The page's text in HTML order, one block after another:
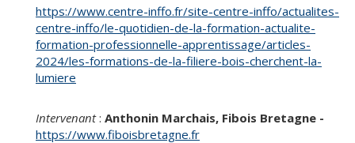
https://www.centre-inffo.fr/site-centre-inffo/actualites-
centre-inffo/le-quotidien-de-la-formation-actualite-
formation-professionnelle-apprentissage/articles-
2024/les-formations-de-la-filiere-bois-cherchent-la-
lumiere
Intervenant: Anthonin Marchais, Fibois Bretagne -
https://www.fiboisbretagne.fr